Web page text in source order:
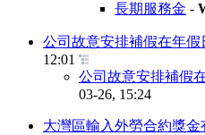
長期服務金 -
公司故意安排補假在年假
12:01
公司故意安排補假
03-26, 15:24
大灣區輸入外勞合約獎金